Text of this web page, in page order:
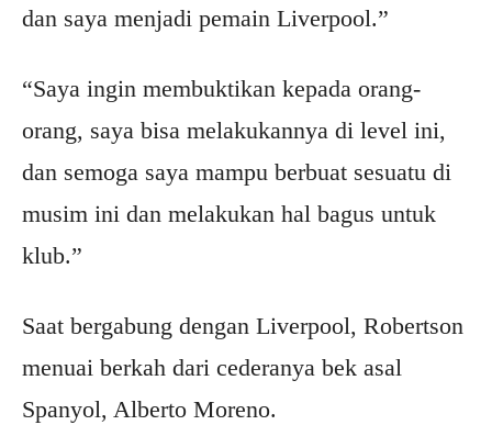
dan saya menjadi pemain Liverpool.”
“Saya ingin membuktikan kepada orang-
orang, saya bisa melakukannya di level ini,
dan semoga saya mampu berbuat sesuatu di
musim ini dan melakukan hal bagus untuk
klub.”
Saat bergabung dengan Liverpool, Robertson
menuai berkah dari cederanya bek asal
Spanyol, Alberto Moreno.